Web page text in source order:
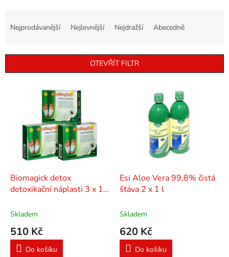
í
Nejprodávanější Nejlevnější Nejdražší Abecedně
OTEVŘÍT FILTR
Biomagick detox
detoxikační náplasti 3 x 14
Skladem
510 Kč
Do košíku
Esi Aloe Vera 99,8% čistá
šťáva 2 x 1 l
Skladem
620 Kč
Do košíku